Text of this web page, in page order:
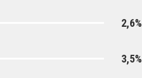
2,6%
3,5%